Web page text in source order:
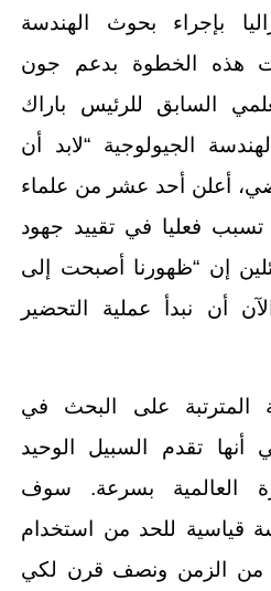
بإجراء بحوث الهندسة
هذه الخطوة بدعم جون
السابق للرئيس باراك
الجيولوجية “لابد أن
أعلن أحد عشر من علماء
تسبب فعليا في تقييد جهود
إن “ظهورنا أصبحت إلى
أن نبدأ عملية التحضير
المترتبة على البحث في
أنها تقدم السبيل الوحيد
العالمية بسرعة. سوف
قياسية للحد من استخدام
من الزمن ونصف قرن لكي